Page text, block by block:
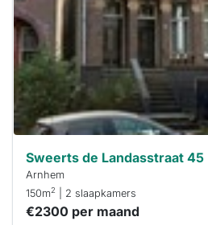
binnen 15
je hierbij!
Sweerts de Landasstraat 45
Arnhem
150m2 | 2 slaapkamers
€2300 per maand